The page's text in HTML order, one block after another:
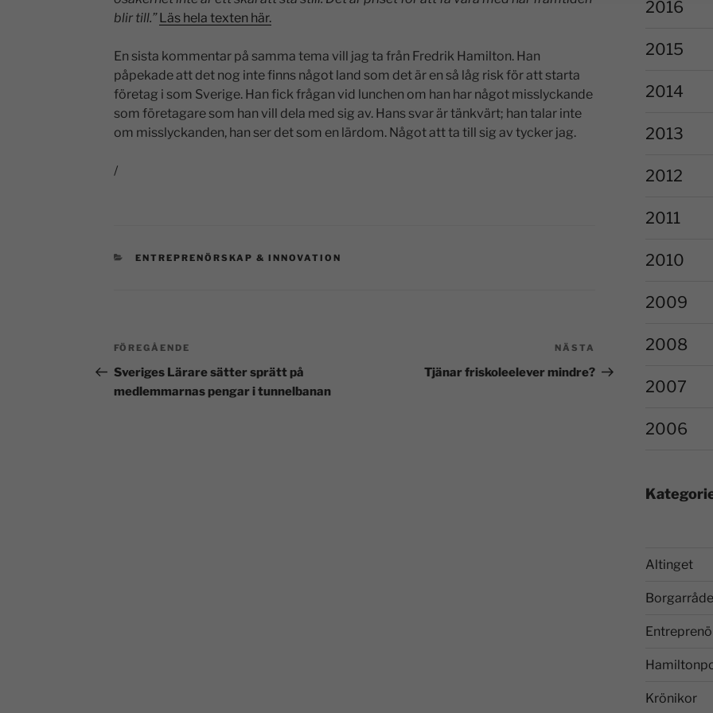
blir till.” Läs hela texten här.
En sista kommentar på samma tema vill jag ta från Fredrik Hamilton. Han
påpekade att det nog inte finns något land som det är en så låg risk för att starta
företag i som Sverige. Han fick frågan vid lunchen om han har något misslyckande
som företagare som han vill dela med sig av. Hans svar är tänkvärt; han talar inte
om misslyckanden, han ser det som en lärdom. Något att ta till sig av tycker jag.
/
ENTREPRENÖRSKAP & INNOVATION
FÖREGÅENDE
Sveriges Lärare sätter sprätt på
medlemmarnas pengar i tunnelbanan
NÄSTA
Tjänar friskoleelever mindre?
2016
2015
2014
2013
2012
2011
2010
2009
2008
2007
2006
Altinget
Krönikor